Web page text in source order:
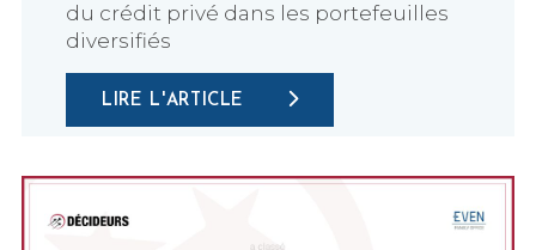
du crédit privé dans les portefeuilles
diversifiés
LIRE L'ARTICLE